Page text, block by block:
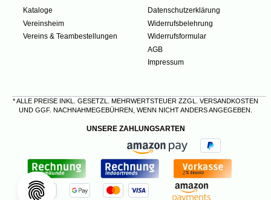
Kataloge
Vereinsheim
Vereins & Teambestellungen
Datenschutzerklärung
Widerrufsbelehrung
Widerrufsformular
AGB
Impressum
* ALLE PREISE INKL. GESETZL. MEHRWERTSTEUER ZZGL. VERSANDKOSTEN
UND GGF. NACHNAHMEGEBÜHREN, WENN NICHT ANDERS ANGEGEBEN.
UNSERE ZAHLUNGSARTEN